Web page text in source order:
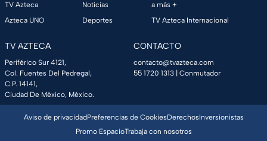
TV Azteca
Azteca UNO
Noticias
Deportes
a más +
TV Azteca Internacional
TV AZTECA
Periférico Sur 4121,
Col. Fuentes Del Pedregal,
C.P. 14141,
Ciudad De México, México.
CONTACTO
contacto@tvazteca.com
55 1720 1313 | Conmutador
Aviso de privacidadPreferencias de CookiesDerechosInversionistas
Promo EspacioTrabaja con nosotros